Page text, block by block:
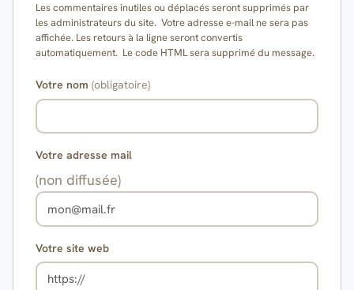
Les commentaires inutiles ou déplacés seront supprimés par
les administrateurs du site. Votre adresse e-mail ne sera pas
affichée. Les retours à la ligne seront convertis
automatiquement. Le code HTML sera supprimé du message.
Votre nom (obligatoire)
Votre adresse mail
(non diffusée)
Votre site web